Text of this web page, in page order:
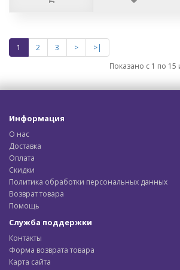
1 2 3 >
>|
Показано с 1 по 15
Информация
О нас
Доставка
Оплата
Скидки
Политика обработки персональных данных
Возврат товара
Помощь
Служба поддержки
Контакты
Форма возврата товара
Карта сайта